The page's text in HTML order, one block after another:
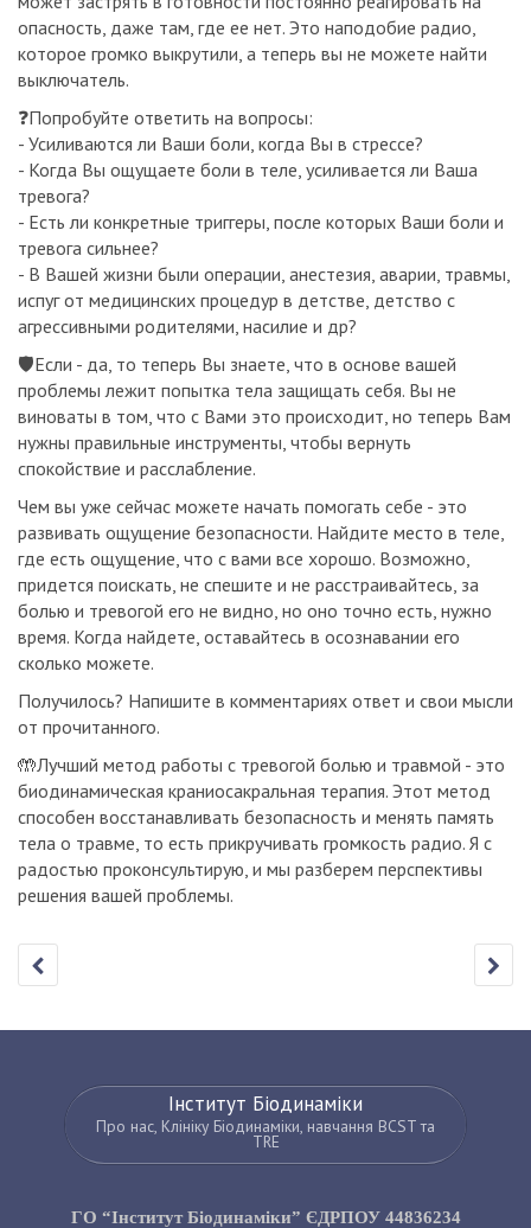
опасность, даже там, где ее нет. Это наподобие радио,
которое громко выкрутили, а теперь вы не можете найти
выключатель.
❓Попробуйте ответить на вопросы:
- Усиливаются ли Ваши боли, когда Вы в стрессе?
- Когда Вы ощущаете боли в теле, усиливается ли Ваша
тревога?
- Есть ли конкретные триггеры, после которых Ваши боли и
тревога сильнее?
- В Вашей жизни были операции, анестезия, аварии, травмы,
испуг от медицинских процедур в детстве, детство с
агрессивными родителями, насилие и др?
🛡Если - да, то теперь Вы знаете, что в основе вашей
проблемы лежит попытка тела защищать себя. Вы не
виноваты в том, что с Вами это происходит, но теперь Вам
нужны правильные инструменты, чтобы вернуть
спокойствие и расслабление.
Чем вы уже сейчас можете начать помогать себе - это
развивать ощущение безопасности. Найдите место в теле,
где есть ощущение, что с вами все хорошо. Возможно,
придется поискать, не спешите и не расстраивайтесь, за
болью и тревогой его не видно, но оно точно есть, нужно
время. Когда найдете, оставайтесь в осознавании его
сколько можете.
Получилось? Напишите в комментариях ответ и свои мысли
от прочитанного.
🤲Лучший метод работы с тревогой болью и травмой - это
биодинамическая краниосакральная терапия. Этот метод
способен восстанавливать безопасность и менять память
тела о травме, то есть прикручивать громкость радио. Я с
радостью проконсультирую, и мы разберем перспективы
решения вашей проблемы.
Інститут Біодинаміки
Про нас, Клініку Біодинаміки, навчання BCST та
TRE
ГО “Інститут Біодинаміки” ЄДРПОУ 44836234